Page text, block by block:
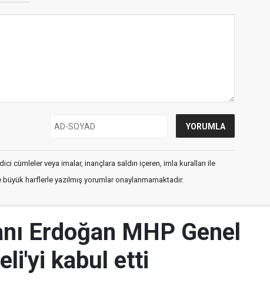
cümleler veya imalar, inançlara saldırı içeren, imla kuralları ile
harflerle yazılmış yorumlar onaylanmamaktadır.
Erdoğan MHP Genel
kabul etti